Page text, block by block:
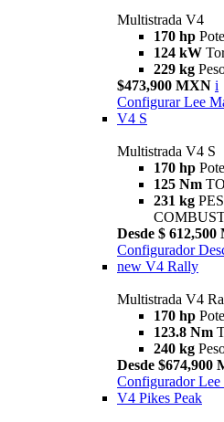
Multistrada V4
170 hp
124 kW
229 kg
$473,900 MXN i
Configurar Lee
V4 S
Multistrada V4 S
170 hp
125 Nm
231 kg
Desde $
Configurador
new V4 Rally
Multistrada V4
170 hp
123.8 Nm
240 kg
Desde $674,900
Configurador Lee
V4 Pikes Peak